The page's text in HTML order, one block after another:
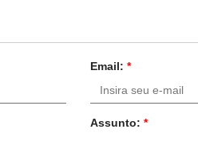
Email: *
Assunto: *